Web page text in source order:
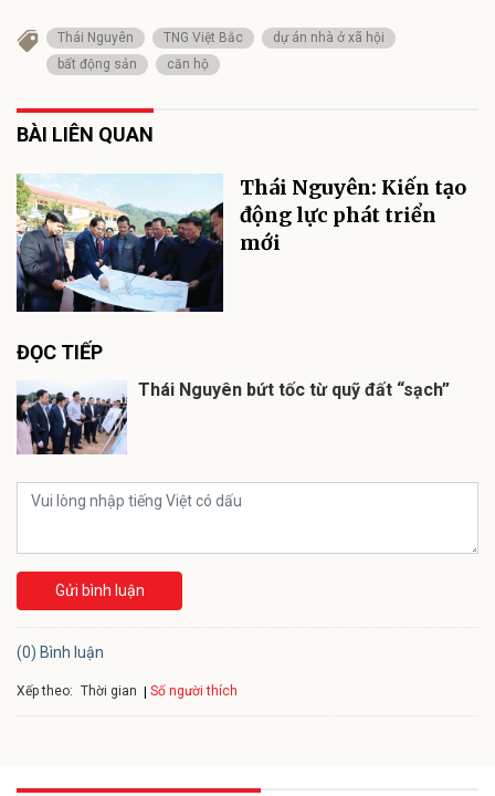
Thái Nguyên TNG Việt Bắc
dự án nhà ở xã hội
bất động sản
căn hộ
BÀI LIÊN QUAN
Thái Nguyên: Kiến tạo
động lực phát triển
mới
ĐỌC TIẾP
Thái Nguyên bứt tốc từ quỹ đất “sạch”
Gửi bình luận
(0) Bình luận
Xếp theo: Thời gian Số người thích